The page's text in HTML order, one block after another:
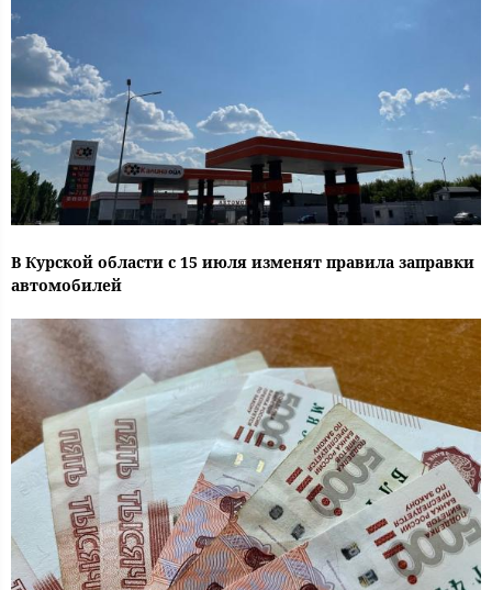
В Курской области с 15 июля изменят правила заправки
автомобилей